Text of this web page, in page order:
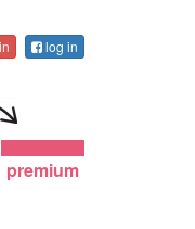
log in
premium